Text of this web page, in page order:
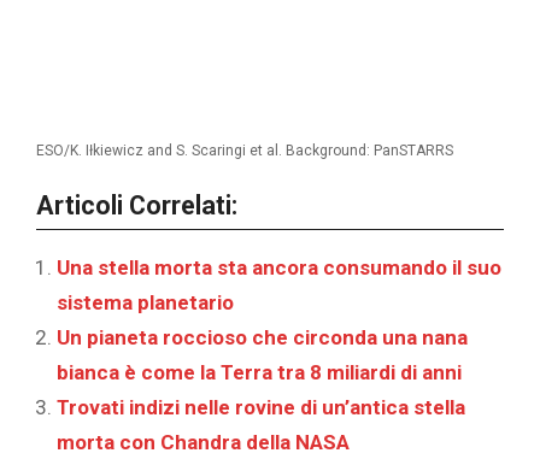
ESO/K. Iłkiewicz and S. Scaringi et al. Background: PanSTARRS
Articoli Correlati:
Una stella morta sta ancora consumando il suo
sistema planetario
Un pianeta roccioso che circonda una nana
bianca è come la Terra tra 8 miliardi di anni
Trovati indizi nelle rovine di un’antica stella
morta con Chandra della NASA